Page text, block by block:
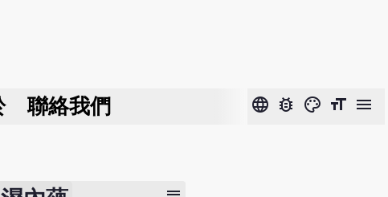
聯絡我們 language bug_report color_lens format_size menu